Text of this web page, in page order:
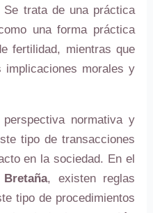
Se trata de una práctica
una forma práctica
fertilidad, mientras que
morales y
normativa y
tipo de transacciones
en la sociedad. En el
, existen reglas
tipo de procedimientos